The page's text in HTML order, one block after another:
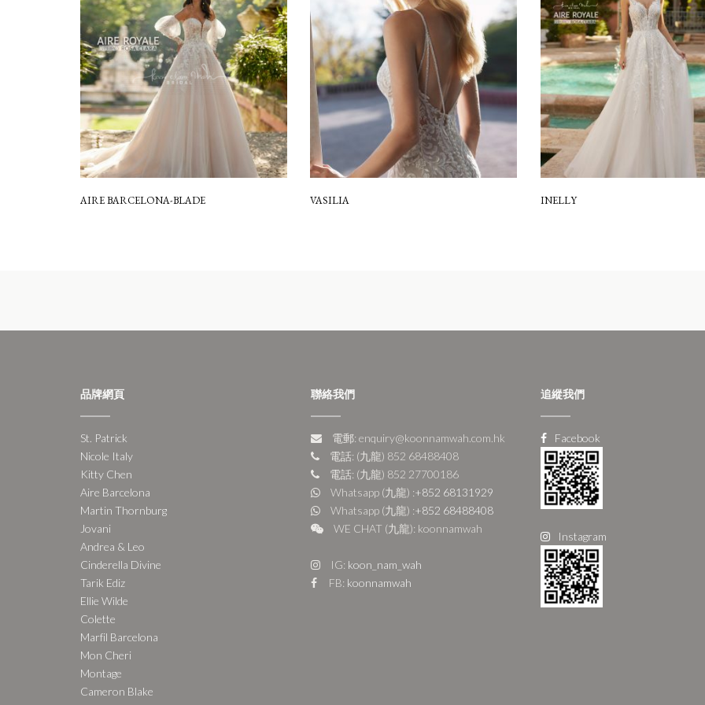
AIRE BARCELONA-BLADE VASILIA INELLY
品牌網頁
St. Patrick
Nicole Italy
Kitty Chen
Aire Barcelona
Martin Thornburg
Jovani
Andrea & Leo
Cinderella Divine
Tarik Ediz
Ellie Wilde
Colette
Marfil Barcelona
Mon Cheri
Montage
Cameron Blake
聯絡我們
電郵: enquiry@koonnamwah.com.hk
電話: (九龍) 852 68488408
電話: (九龍) 852 27700186
Whatsapp (九龍) :+852 68131929
Whatsapp (九龍) :+852 68488408
WE CHAT (九龍): koonnamwah
IG: koon_nam_wah
FB: koonnamwah
追縱我們
Facebook
Instagram